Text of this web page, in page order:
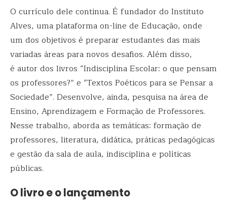
O currículo dele continua. É fundador do Instituto
Alves, uma plataforma on-line de Educação, onde
um dos objetivos é preparar estudantes das mais
variadas áreas para novos desafios. Além disso,
é autor dos livros “Indisciplina Escolar: o que pensam
os professores?” e “Textos Poéticos para se Pensar a
Sociedade”. Desenvolve, ainda, pesquisa na área de
Ensino, Aprendizagem e Formação de Professores.
Nesse trabalho, aborda as temáticas: formação de
professores, literatura, didática, práticas pedagógicas
e gestão da sala de aula, indisciplina e políticas
públicas.
O livro e o lançamento